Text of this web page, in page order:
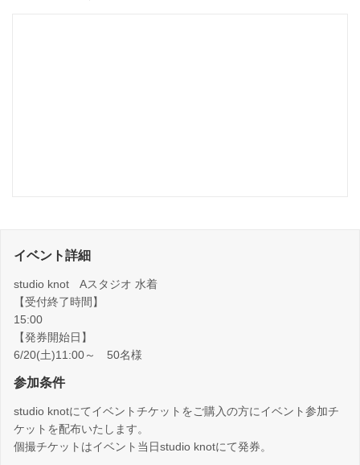
イベント詳細
studio knot Aスタジオ 水着
【受付終了時間】
15:00
【発券開始日】
6/20(土)11:00～ 50名様
参加条件
studio knotにてイベントチケットをご購入の方にイベント参加チ
ケットを配布いたします。
個撮チケットはイベント当日studio knotにて発券。